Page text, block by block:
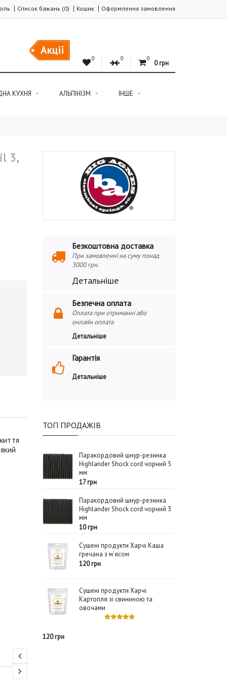
Список бажань (0) Кошик Оформлення замовлення
Акції
0 0 0
0 грн
КУХНЯ АЛЬПІНІЗМ ІНШЕ
3,
Безкоштовна доставка
При замовленні на суму понад
3000 грн.
Детальніше
Безпечна оплата
Оплата при отриманні або
онлайн оплата
Детальніше
Гарантія
Детальніше
ТОП ПРОДАЖІВ
Паракордовий шнур-резинка
Highlander Shock cord чорний 5
мм
17 грн
Паракордовий шнур-резинка
Highlander Shock cord чорний 3
мм
10 грн
Сушені продукти Харчі Каша
гречана з м’ясом
120 грн
Сушені продукти Харчі
Картопля зі свининою та
овочами
120 грн